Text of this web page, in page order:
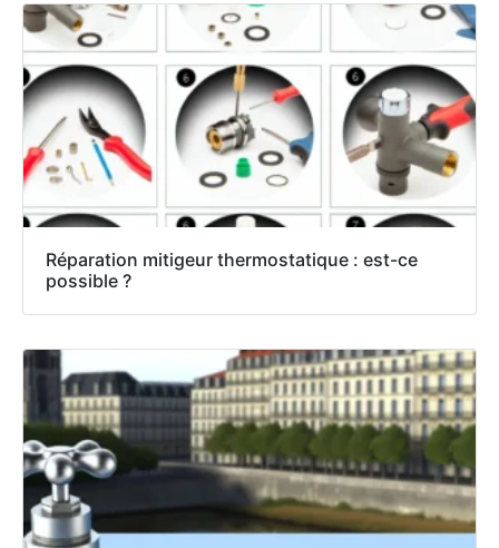
Réparation mitigeur thermostatique : est-ce
possible ?